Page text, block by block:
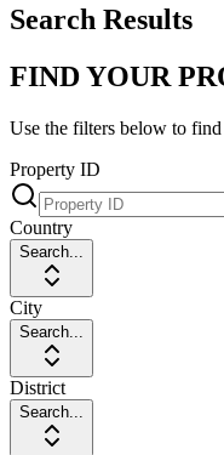
Search Results
FIND YOUR
Use the filters below to
Property ID
Country
Search...
City
Search...
District
Search...